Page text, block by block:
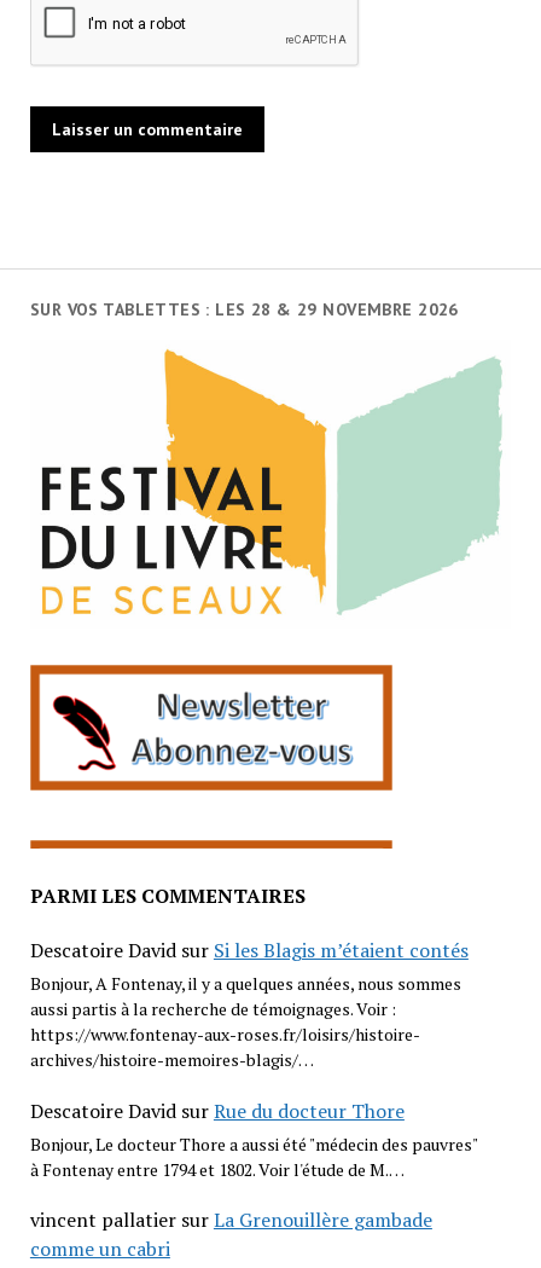
SUR VOS TABLETTES : LES 28 & 29 NOVEMBRE 2026
PARMI LES COMMENTAIRES
Descatoire Davidsur Si les Blagis m’étaient contés
Bonjour, A Fontenay, il y a quelques années, nous sommes
aussi partis à la recherche de témoignages. Voir :
https://www.fontenay-aux-roses.fr/loisirs/histoire-
archives/histoire-memoires-blagis/…
Descatoire DavidsurRue du docteur Thore
Bonjour, Le docteur Thore a aussi été "médecin des pauvres"
à Fontenay entre 1794 et 1802. Voir l'étude de M.…
vincent pallatiersurLa Grenouillère gambade
comme un cabri